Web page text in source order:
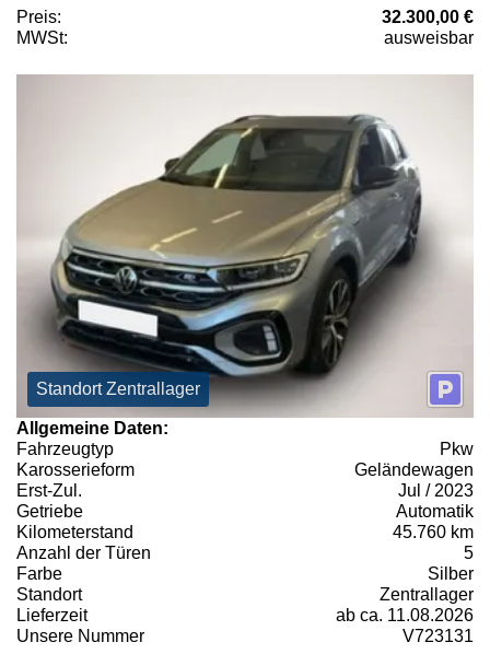
Preis:
32.300,00 €
MWSt:
ausweisbar
Standort Zentrallager
Allgemeine Daten:
Fahrzeugtyp
Pkw
Karosserieform
Geländewagen
Erst-Zul.
Jul / 2023
Getriebe
Automatik
Kilometerstand
45.760 km
Anzahl der Türen
5
Farbe
Silber
Standort
Zentrallager
Lieferzeit
ab ca. 11.08.2026
Unsere Nummer
V723131